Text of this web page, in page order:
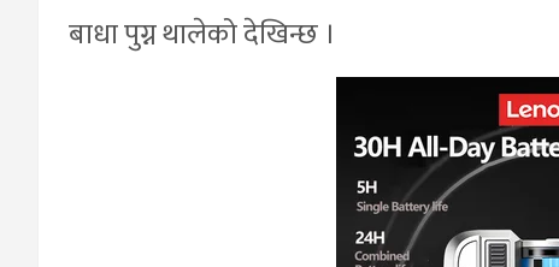
बाधा पुग्न थालेको देखिन्छ ।